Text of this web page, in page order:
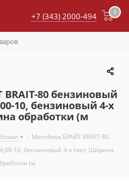
0
+7 (343) 2000-494
80 бензиновый
10, бензиновый 4-х
обработки (м
- Мотоблок БРАЙТ BRAIT-80
10, бензиновый 4-х такт, Ширина
(м